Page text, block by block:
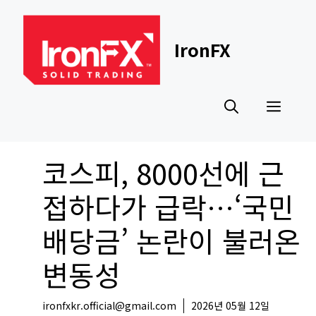
content
IronFX
코스피, 8000선에 근
접하다가 급락…‘국민
배당금’ 논란이 불러온
변동성
ironfxkr.official@gmail.com 2026년 05월 12일